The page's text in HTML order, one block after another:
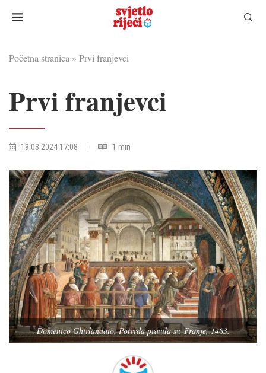
Početna stranica » Prvi franjevci
Prvi franjevci
19.03.2024 17:08 1 min
Domenico Ghirlandaio, Potvrda pravila sv. Franje, 1483.